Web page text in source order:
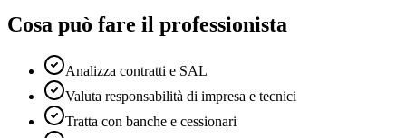
Cosa può fare il professionista
Analizza contratti e SAL
Valuta responsabilità di impresa e tecnici
Tratta con banche e cessionari